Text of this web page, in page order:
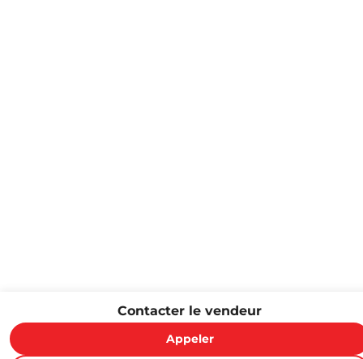
Contacter le vendeur
Appeler